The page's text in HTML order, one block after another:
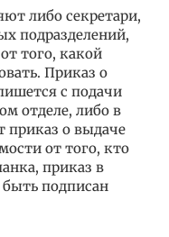
либо секретари,
подразделений,
того, какой
Приказ о
с подачи
отделе, либо в
приказ о выдаче
от того, кто
приказ в
подписан